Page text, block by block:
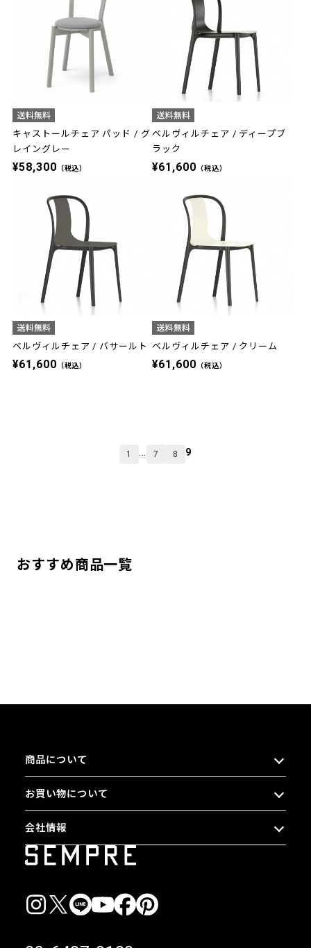
キャストールチェア パッド / グ
レイングレー
¥58,300 （税込）
ベルヴィルチェア / ディープブ
ラック
¥61,600 （税込）
ベルヴィルチェア / バサールト
¥61,600 （税込）
ベルヴィルチェア / クリーム
¥61,600 （税込）
1 7 8 9
おすすめ商品一覧
商品について
お買い物について
会社情報